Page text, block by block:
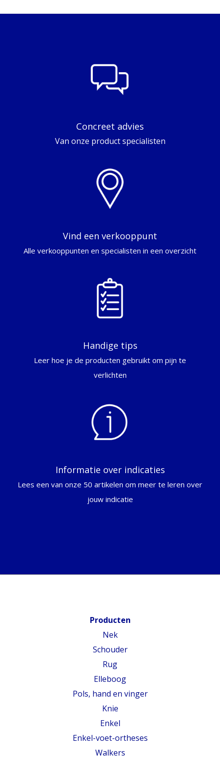
Concreet advies
Van onze product specialisten
Vind een verkooppunt
Alle verkooppunten en specialisten in een overzicht
Handige tips
Leer hoe je de producten gebruikt om pijn te
verlichten
Informatie over indicaties
Lees een van onze 50 artikelen om meer te leren over
jouw indicatie
Producten
Nek
Schouder
Rug
Elleboog
Pols, hand en vinger
Knie
Enkel
Enkel-voet-ortheses
Walkers